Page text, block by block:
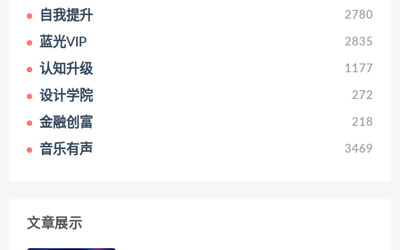
自我提升 2780
蓝光VIP 2835
认知升级 1177
设计学院 272
金融创富 218
音乐有声 3469
文章展示